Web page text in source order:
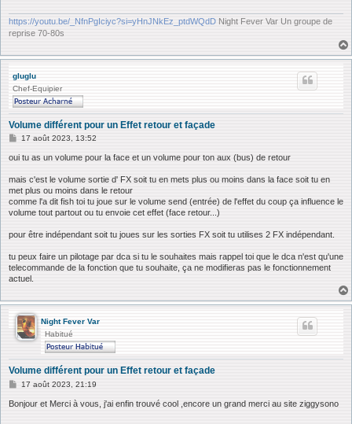
https://youtu.be/_NfnPgIciyc?si=yHnJNkEz_ptdWQdD Night Fever Var Un groupe de
reprise 70-80s
gluglu
Chef-Equipier
Volume différent pour un Effet retour et façade
M
s
a
g
e
17 août 2023, 13:52
oui tu as un volume pour la face et un volume pour ton aux (bus) de retour
mais c'est le volume sortie d' FX soit tu en mets plus ou moins dans la face soit tu en
met plus ou moins dans le retour
comme l'a dit fish toi tu joue sur le volume send (entrée) de l'effet du coup ça influence le
volume tout partout ou tu envoie cet effet (face retour...)
pour être indépendant soit tu joues sur les sorties FX soit tu utilises 2 FX indépendant.
tu peux faire un pilotage par dca si tu le souhaites mais rappel toi que le dca n'est qu'une
telecommande de la fonction que tu souhaite, ça ne modifieras pas le fonctionnement
actuel.
Night Fever Var
Habitué
Volume différent pour un Effet retour et façade
M
s
17 août 2023, 21:19
Bonjour et Merci à vous, j'ai enfin trouvé cool ,encore un grand merci au site ziggysono